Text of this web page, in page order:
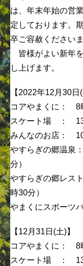
は、年末年始の営
定しております。
卒ご容赦ください
皆様がよい新年
し上げます。
【2022年12月30
コアやまくに： 8
スケート場 ：
みんなのお店：
やすらぎの郷温泉
分）
やすらぎの郷レス
時30分）
やまくにスポーツ
【12月31日(土)】
コアやまくに： 8
スケート場 ：